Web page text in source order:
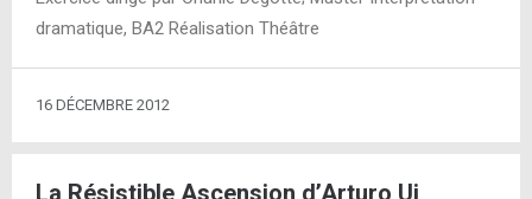
dramatique, BA2 Réalisation Théâtre
16 DÉCEMBRE 2012
La Résistible Ascension d’Arturo Ui